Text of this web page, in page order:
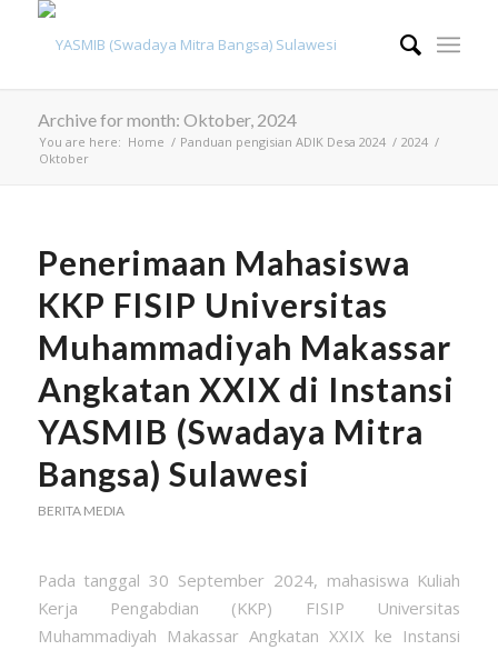
Archive for month: Oktober, 2024
You are here: Home / Panduan pengisian ADIK Desa 2024 / 2024 /
Oktober
Penerimaan Mahasiswa
KKP FISIP Universitas
Muhammadiyah Makassar
Angkatan XXIX di Instansi
YASMIB (Swadaya Mitra
Bangsa) Sulawesi
BERITA MEDIA
Pada tanggal 30 September 2024, mahasiswa Kuliah
Kerja Pengabdian (KKP) FISIP Universitas
Muhammadiyah Makassar Angkatan XXIX ke Instansi